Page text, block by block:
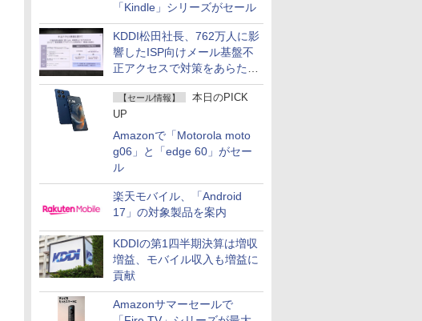
「Kindle」シリーズがセール
KDDI松田社長、762万人に影
響したISP向けメール基盤不
正アクセスで対策をあらため
て説明
【セール情報】
本日のPICK
UP
Amazonで「Motorola moto
g06」と「edge 60」がセー
ル
楽天モバイル、「Android
17」の対象製品を案内
KDDIの第1四半期決算は増収
増益、モバイル収入も増益に
貢献
Amazonサマーセールで